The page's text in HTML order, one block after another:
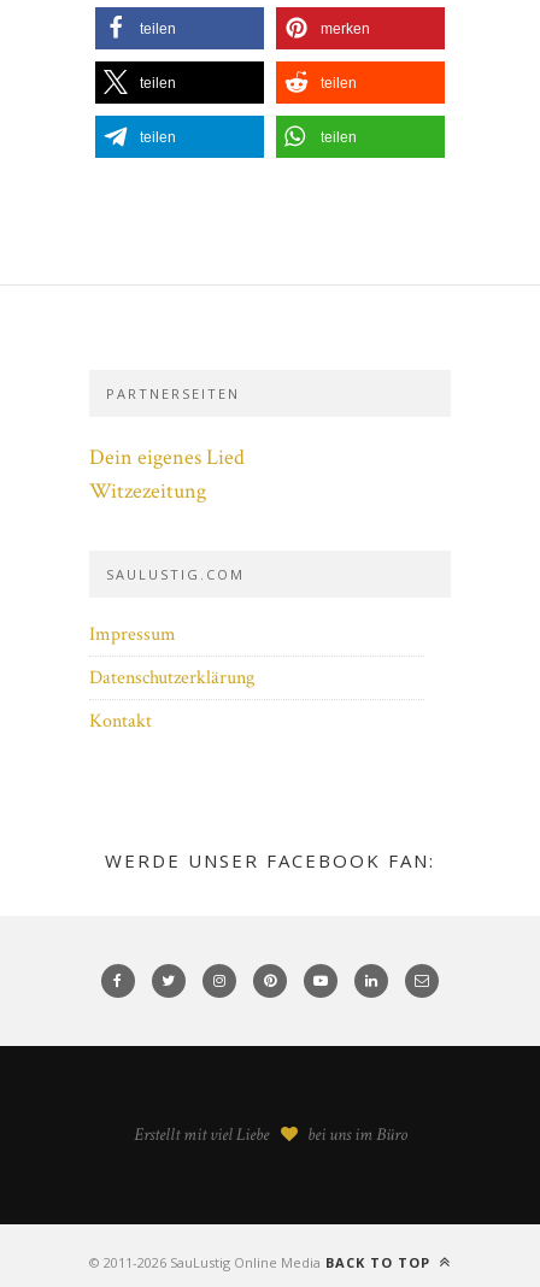
teilen merken
teilen teilen
teilen teilen
PARTNERSEITEN
Dein eigenes Lied
Witzezeitung
SAULUSTIG.COM
Impressum
Datenschutzerklärung
Kontakt
WERDE UNSER FACEBOOK FAN:
Erstellt mit viel Liebe bei uns im Büro
©️ 2011-2026 SauLustig Online Media BACK TO TOP